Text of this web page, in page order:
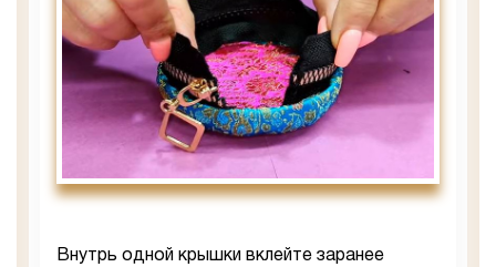
Внутрь одной крышки вклейте заранее